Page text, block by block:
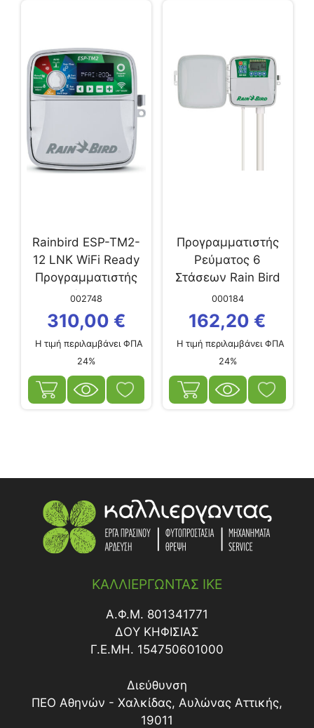
Rainbird ESP-TM2-
12 LNK WiFi Ready
Προγραμματιστής
Ποτίσματος
Ρεύματος 12
Στάσεων
002748
310,00 €
Η τιμή περιλαμβάνει ΦΠΑ
24%
Προγραμματιστής
Ρεύματος 6
Στάσεων Rain Bird
ESP-RZX6 Outdoor
Εξωτερικού Χώρου
000184
162,20 €
Η τιμή περιλαμβάνει ΦΠΑ
24%
ΚΑΛΛΙΕΡΓΩΝΤΑΣ ΙΚΕ
Α.Φ.Μ. 801341771
ΔΟY ΚΗΦΙΣΙΑΣ
Γ.Ε.ΜΗ. 154750601000
Διεύθυνση
ΠΕΟ Αθηνών - Χαλκίδας, Αυλώνας Αττικής,
19011